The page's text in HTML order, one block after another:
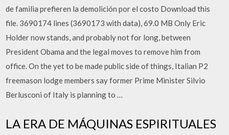
de familia prefieren la demolición por el costo Download this
file. 3690174 lines (3690173 with data), 69.0 MB Only Eric
Holder now stands, and probably not for long, between
President Obama and the legal moves to remove him from
office. On the yet to be made public side of things, Italian P2
freemason lodge members say former Prime Minister Silvio
Berlusconi of Italy is planning to …
LA ERA DE MÁQUINAS ESPIRITUALES